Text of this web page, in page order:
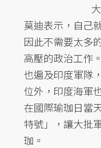
莫迪表示，自己
因此不需要太多
高壓的政治工作
也遍及印度軍隊
位外，印度海軍
在國際瑜珈日當
特號」，讓大批
珈。